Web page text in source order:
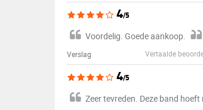
4/5
Voordelig. Goede aankoop.
Verslag Vertaalde
4/5
Zeer tevreden. Deze band